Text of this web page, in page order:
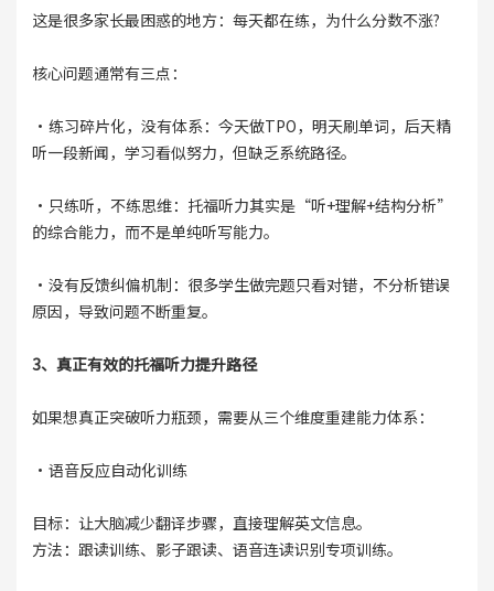
这是很多家长最困惑的地方：每天都在练，为什么分数不涨?
核心问题通常有三点：
·练习碎片化，没有体系：今天做TPO，明天刷单词，后天精
听一段新闻，学习看似努力，但缺乏系统路径。
·只练听，不练思维：托福听力其实是“听+理解+结构分析”
的综合能力，而不是单纯听写能力。
·没有反馈纠偏机制：很多学生做完题只看对错，不分析错误
原因，导致问题不断重复。
3、真正有效的托福听力提升路径
如果想真正突破听力瓶颈，需要从三个维度重建能力体系：
·语音反应自动化训练
目标：让大脑减少翻译步骤，直接理解英文信息。
方法：跟读训练、影子跟读、语音连读识别专项训练。